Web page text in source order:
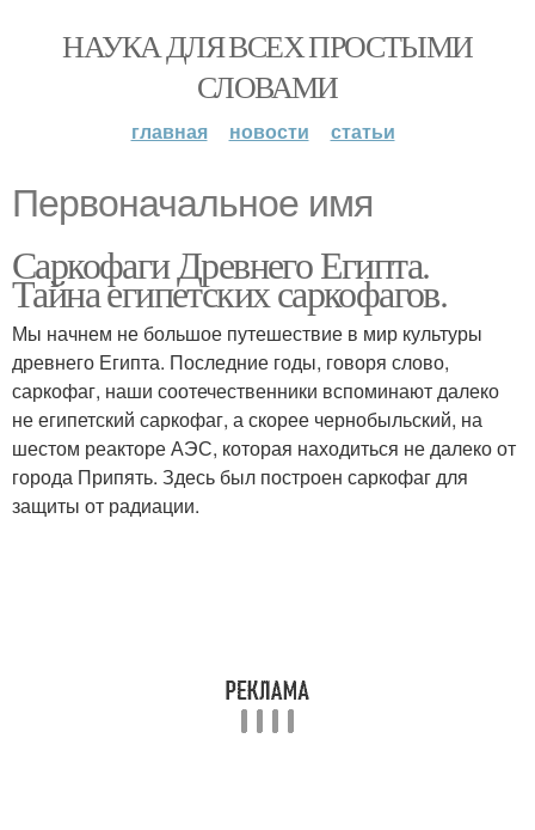
НАУКА ДЛЯ ВСЕХ ПРОСТЫМИ
СЛОВАМИ
главная новости статьи
Первоначальное имя
Саркофаги Древнего Египта.
Тайна египетских саркофагов.
Мы начнем не большое путешествие в мир культуры
древнего Египта. Последние годы, говоря слово,
саркофаг, наши соотечественники вспоминают далеко
не египетский саркофаг, а скорее чернобыльский, на
шестом реакторе АЭС, которая находиться не далеко от
города Припять. Здесь был построен саркофаг для
защиты от радиации.